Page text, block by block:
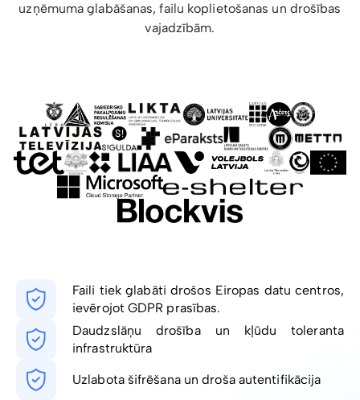
uzņēmuma glabāšanas, failu koplietošanas un drošības
vajadzībām.
Faili tiek glabāti drošos Eiropas datu centros,
ievērojot GDPR prasības.
Daudzslāņu drošība un kļūdu toleranta
infrastruktūra
Uzlabota šifrēšana un droša autentifikācija